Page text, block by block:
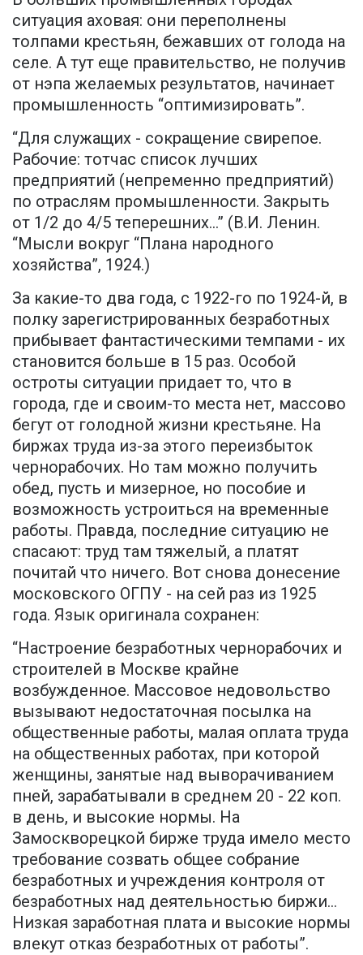
ситуация аховая: они переполнены
толпами крестьян, бежавших от голода на
селе. А тут еще правительство, не получив
от нэпа желаемых результатов, начинает
промышленность “оптимизировать”.
“Для служащих - сокращение свирепое.
Рабочие: тотчас список лучших
предприятий (непременно предприятий)
по отраслям промышленности. Закрыть
от 1/2 до 4/5 теперешних...” (В.И. Ленин.
“Мысли вокруг “Плана народного
хозяйства”, 1924.)
За какие-то два года, с 1922-го по 1924-й, в
полку зарегистрированных безработных
прибывает фантастическими темпами - их
становится больше в 15 раз. Особой
остроты ситуации придает то, что в
города, где и своим-то места нет, массово
бегут от голодной жизни крестьяне. На
биржах труда из-за этого переизбыток
чернорабочих. Но там можно получить
обед, пусть и мизерное, но пособие и
возможность устроиться на временные
работы. Правда, последние ситуацию не
спасают: труд там тяжелый, а платят
почитай что ничего. Вот снова донесение
московского ОГПУ - на сей раз из 1925
года. Язык оригинала сохранен:
“Настроение безработных чернорабочих и
строителей в Москве крайне
возбужденное. Массовое недовольство
вызывают недостаточная посылка на
общественные работы, малая оплата труда
на общественных работах, при которой
женщины, занятые над выворачиванием
пней, зарабатывали в среднем 20 - 22 коп.
в день, и высокие нормы. На
Замоскворецкой бирже труда имело место
требование созвать общее собрание
безработных и учреждения контроля от
безработных над деятельностью биржи...
Низкая заработная плата и высокие нормы
влекут отказ безработных от работы”.